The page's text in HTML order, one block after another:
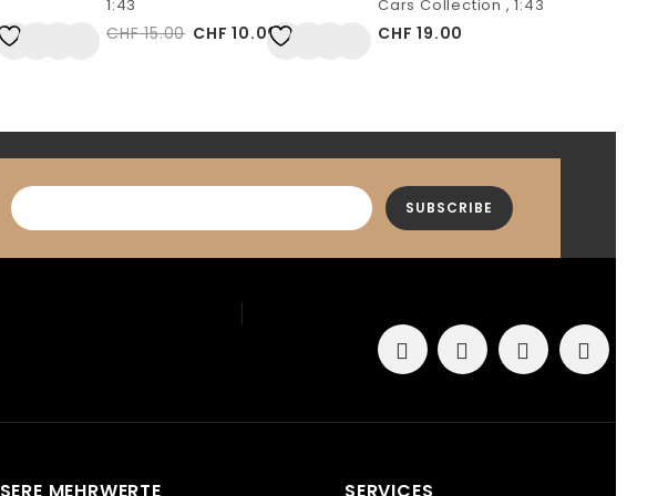
1:43
CHF15.00 CHF 10.00
Cars Collection , 1:43
CHF 19.00